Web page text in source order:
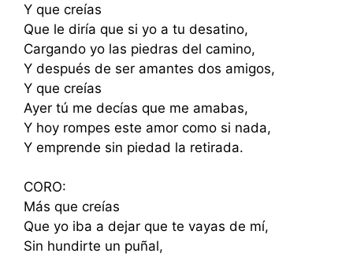
Y que creías
Que le diría que si yo a tu desatino,
Cargando yo las piedras del camino,
Y después de ser amantes dos amigos,
Y que creías
Ayer tú me decías que me amabas,
Y hoy rompes este amor como si nada,
Y emprende sin piedad la retirada.
CORO:
Más que creías
Que yo iba a dejar que te vayas de mí,
Sin hundirte un puñal,